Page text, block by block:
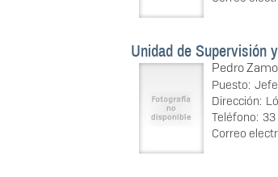
Unidad de Supervisión
Pedro
Puesto:
Dirección:
Teléfono:
Correo